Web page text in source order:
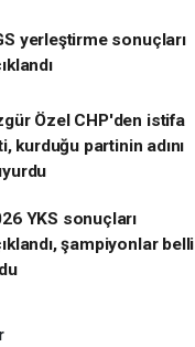
yerleştirme sonuçları
Özel CHP'den istifa
kurduğu partinin adını
YKS sonuçları
şampiyonlar belli